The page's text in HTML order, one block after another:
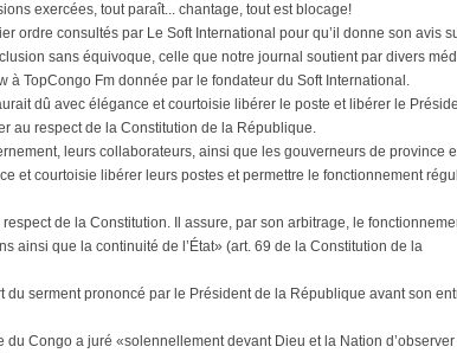
exercées, tout paraît... chantage, tout est blocage!
ordre consultés par Le Soft International pour qu’il donne son avis
sans équivoque, celle que notre journal soutient par divers
à TopCongo Fm donnée par le fondateur du Soft International.
dû avec élégance et courtoisie libérer le poste et libérer le
au respect de la Constitution de la République.
leurs collaborateurs, ainsi que les gouverneurs de province
et courtoisie libérer leurs postes et permettre le fonctionnement
de la Constitution. Il assure, par son arbitrage, le
ainsi que la continuité de l’État» (art. 69 de la Constitution de la
du serment prononcé par le Président de la République avant son
Congo a juré «solennellement devant Dieu et la Nation d’observer